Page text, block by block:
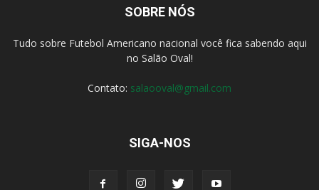
SOBRE NÓS
Tudo sobre Futebol Americano nacional você fica sabendo aqui
no Salão Oval!
Contato: salaooval@gmail.com
SIGA-NOS